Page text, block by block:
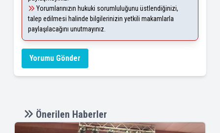
Yorumlarınızın hukuki sorumluluğunu üstlendiğinizi,
talep edilmesi halinde bilgilerinizin yetkili makamlarla
paylaşılacağını unutmayınız.
Yorumu Gönder
Önerilen Haberler